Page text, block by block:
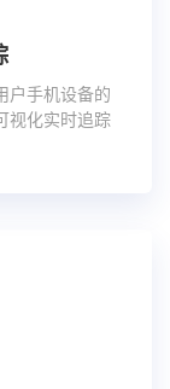
户手机设备的
视化实时追踪